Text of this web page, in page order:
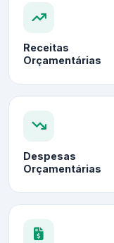
Receitas
Orçamentárias
Despesas
Orçamentárias